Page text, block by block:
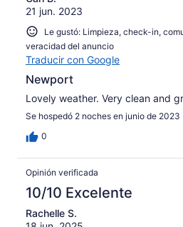
21 jun. 2023
Le gustó: Limpieza, check-in,
veracidad del anuncio
Traducir con Google
Newport
Lovely weather. Very clean and
Se hospedó 2 noches en junio de 2023
0
Opinión verificada
10/10 Excelente
Rachelle S.